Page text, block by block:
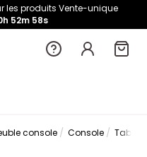
les produits Vente-unique
52m 57s
console Console Table